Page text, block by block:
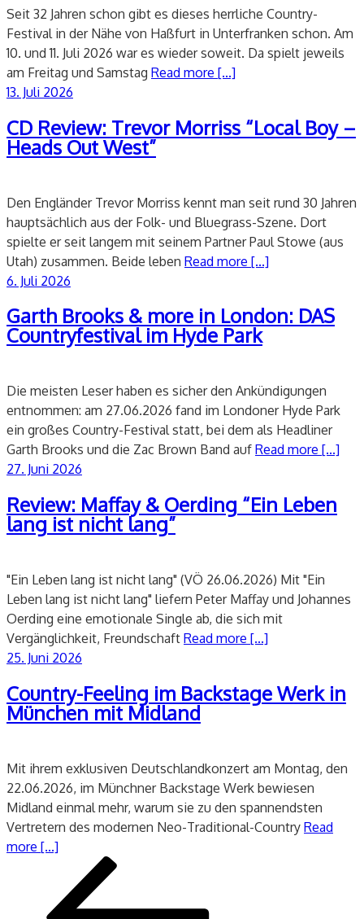
Seit 32 Jahren schon gibt es dieses herrliche Country-
Festival in der Nähe von Haßfurt in Unterfranken schon. Am
10. und 11. Juli 2026 war es wieder soweit. Da spielt jeweils
am Freitag und Samstag Read more [...]
Veröffentlicht
13. Juli 2026
CD Review: Trevor Morriss “Local Boy –
Heads Out West”
Den Engländer Trevor Morriss kennt man seit rund 30 Jahren
hauptsächlich aus der Folk- und Bluegrass-Szene. Dort
spielte er seit langem mit seinem Partner Paul Stowe (aus
Utah) zusammen. Beide leben Read more [...]
Veröffentlicht
6. Juli 2026
Garth Brooks & more in London: DAS
Countryfestival im Hyde Park
Die meisten Leser haben es sicher den Ankündigungen
entnommen: am 27.06.2026 fand im Londoner Hyde Park
ein großes Country-Festival statt, bei dem als Headliner
Garth Brooks und die Zac Brown Band auf Read more [...]
Veröffentlicht
27. Juni 2026
Review: Maffay & Oerding “Ein Leben
lang ist nicht lang”
"Ein Leben lang ist nicht lang" (VÖ 26.06.2026) Mit "Ein
Leben lang ist nicht lang" liefern Peter Maffay und Johannes
Oerding eine emotionale Single ab, die sich mit
Vergänglichkeit, Freundschaft Read more [...]
Veröffentlicht
25. Juni 2026
Country-Feeling im Backstage Werk in
München mit Midland
Mit ihrem exklusiven Deutschlandkonzert am Montag, den
22.06.2026, im Münchner Backstage Werk bewiesen
Midland einmal mehr, warum sie zu den spannendsten
Vertretern des modernen Neo-Traditional-Country Read
more [...]
Seitennummerierung
Beiträge